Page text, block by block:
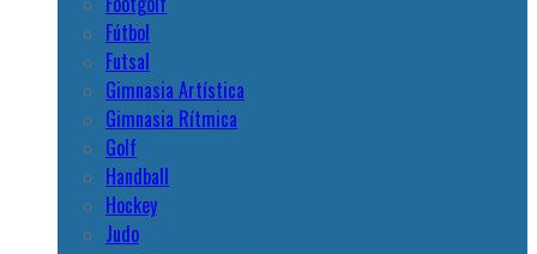
Fútbol
Futsal
Gimnasia Artística
Gimnasia Rítmica
Golf
Handball
Hockey
Judo